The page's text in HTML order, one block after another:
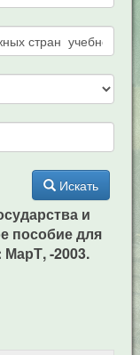
Искать
и
пособие для
-2003.